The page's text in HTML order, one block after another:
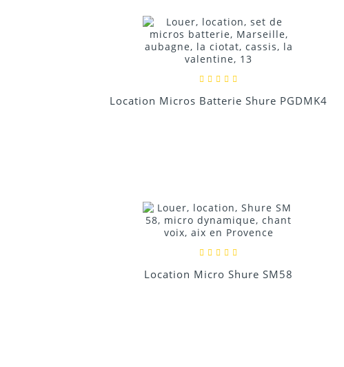
Location Micros Batterie Shure PGDMK4
Location Micro Shure SM58